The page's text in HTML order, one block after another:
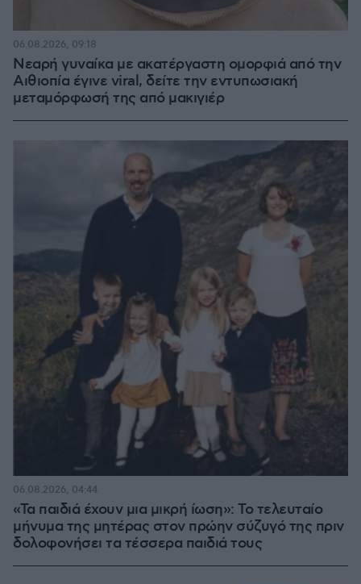
Νεαρή γυναίκα με ακατέργαστη ομορφιά από την
Αιθιοπία έγινε viral, δείτε την εντυπωσιακή
μεταμόρφωσή της από μακιγιέρ
06.08.2026, 09:18
«Τα παιδιά έχουν μια μικρή ίωση»: Το τελευταίο
μήνυμα της μητέρας στον πρώην σύζυγό της πριν
δολοφονήσει τα τέσσερα παιδιά τους
06.08.2026, 04:44